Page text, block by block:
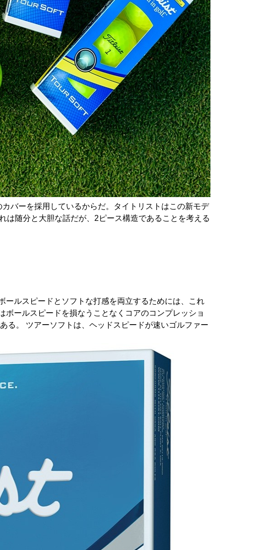
バーを採用しているからだ。タイトリストはこの新モデ
は随分と大胆な話だが、2ピース構造であることを考える
ルスピードとソフトな打感を両立するためには、これ
ールスピードを損なうことなくコアのコンプレッショ
る。 ツアーソフトは、ヘッドスピードが速いゴルファー